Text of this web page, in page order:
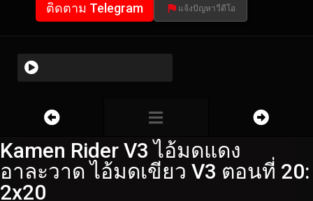
ติดตาม Telegram แจ้งปัญหาวีดีโอ
Kamen Rider V3 ไอ้มดแดง
อาละวาด ไอ้มดเขียว V3 ตอนที่ 20:
2x20